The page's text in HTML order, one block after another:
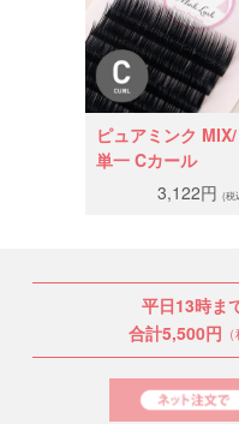
ピュアミンク MIX/
単一 Cカール
3,122円 (税
平日13時ま
合計5,500円